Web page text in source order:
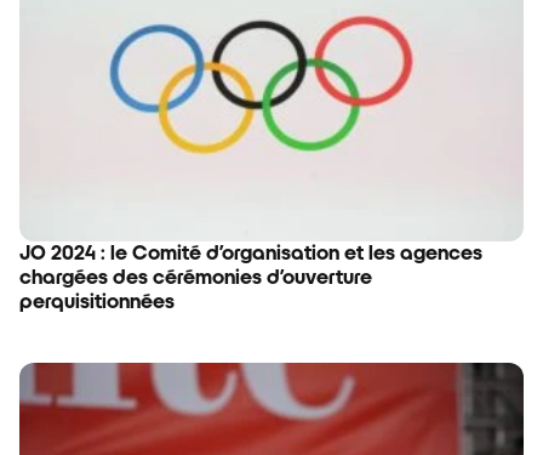
JO 2024 : le Comité d’organisation et les agences
chargées des cérémonies d’ouverture
perquisitionnées